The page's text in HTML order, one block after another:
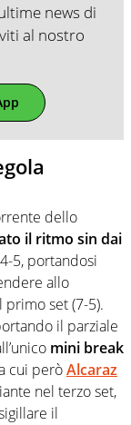
news di
al nostro
dello
il ritmo sin dai
5, portandosi
allo
primo set (7-5).
il parziale
mini break
cui peròAlcaraz
nel terzo set,
il